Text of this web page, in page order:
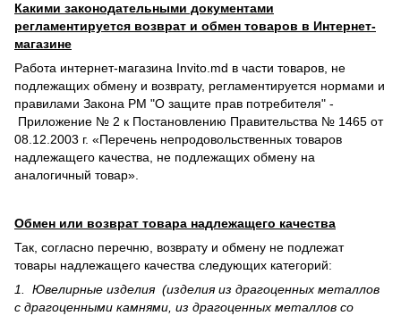
Какими законодательными документами
регламентируется возврат и обмен товаров в Интернет-
магазине
Работа интернет-магазина Invito.md в части товаров, не
подлежащих обмену и возврату, регламентируется нормами и
правилами Закона РМ "О защите прав потребителя" -
Приложение № 2 к Постановлению Правительства № 1465 от
08.12.2003 г. «Перечень непродовольственных товаров
надлежащего качества, не подлежащих обмену на
аналогичный товар».
Обмен или возврат товара надлежащего качества
Так, согласно перечню, возврату и обмену не подлежат
товары надлежащего качества следующих категорий:
1. Ювелирные изделия (изделия из драгоценных металлов
с драгоценными камнями, из драгоценных металлов со